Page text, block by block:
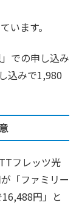
います。
での申し込み
込みで1,980
フレッツ光
「ファミリー
円」と